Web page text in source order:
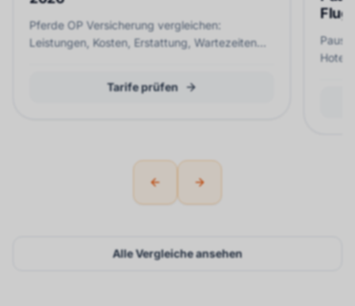
Pferde OP Versicherung vergleichen:
Leistungen, Kosten, Erstattung, Wartezeiten
Tarife prüfen
Hotel,
Previous slideNext slide
Alle Vergleiche ansehen